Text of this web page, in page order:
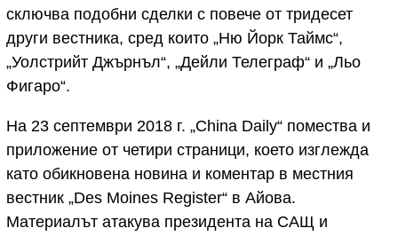
сключва подобни сделки с повече от тридесет
други вестника, сред които „Ню Йорк Таймс“,
„Уолстрийт Джърнъл“, „Дейли Телеграф“ и „Льо
Фигаро“.
На 23 септември 2018 г. „China Daily“ помества и
приложение от четири страници, което изглежда
като обикновена новина и коментар в местния
вестник „Des Moines Register“ в Айова.
Материалът атакува президента на САЩ и